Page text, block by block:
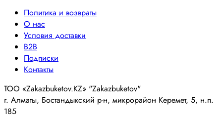
Политика и возвраты
О нас
Условия доставки
B2B
Подписки
Контакты
ТОО «Zakazbuketov.KZ» "Zakazbuketov"
г. Алматы, Бостандыкский р-н, микрорайон Керемет, 5, н.п.
185